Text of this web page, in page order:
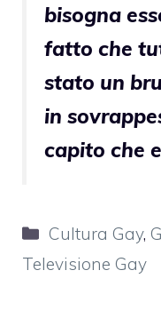
bisogna
fatto che
stato un
in
capito che
Categorie
Cultura Gay,
Televisione Gay